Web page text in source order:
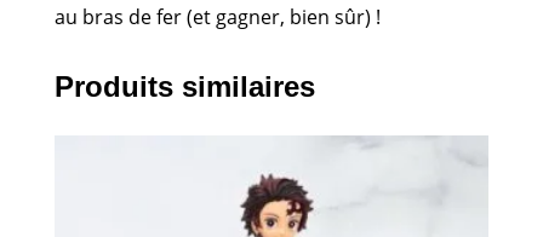
au bras de fer (et gagner, bien sûr) !
Produits similaires